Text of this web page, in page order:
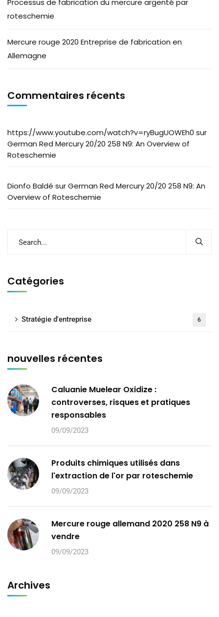
Processus de fabrication du mercure argenté par
roteschemie
Mercure rouge 2020 Entreprise de fabrication en
Allemagne
Commentaires récents
https://www.youtube.com/watch?v=ryBugUOWEh0 sur
German Red Mercury 20/20 258 N9: An Overview of
Roteschemie
Dionfo Baldé surGerman Red Mercury 20/20 258 N9: An
Overview of Roteschemie
Catégories
Stratégie d'entreprise 6
nouvelles récentes
Caluanie Muelear Oxidize :
controverses, risques et pratiques
responsables
09/09/2023
Produits chimiques utilisés dans
l'extraction de l'or par roteschemie
09/09/2023
Mercure rouge allemand 2020 258 N9 à
vendre
09/09/2023
Archives